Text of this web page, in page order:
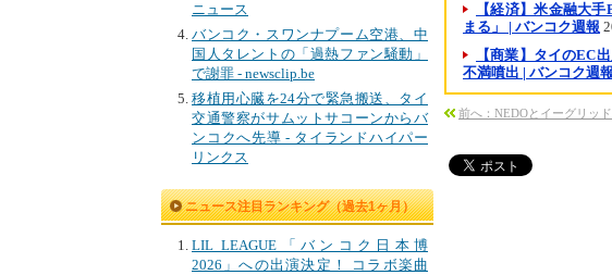
ニュース
バンコク・スワンナプーム空港、中
国人タレントの「過熱ファン騒動」
で謝罪 - newsclip.be
移植用心臓を24分で緊急搬送、タイ
交通警察がサムットサコーンからバ
ンコクへ先導 - タイランドハイパー
リンクス
ニュース注目ランキング（過去1ヶ月）
LIL LEAGUE「バンコク日本博
2026」への出演決定！ コラボ楽曲
【経済】米金融大
まる」 | バンコク週報
【商業】タイのEC
不満噴出 | バンコク週報
前へ：NEDOとイーグリッド